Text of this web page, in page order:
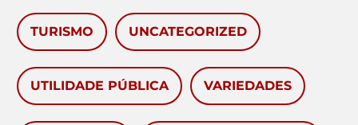
TURISMO UNCATEGORIZED
UTILIDADE PÚBLICA VARIEDADES